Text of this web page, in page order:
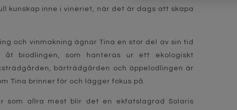
kunskap inne i vineriet, när det är dags att skapa
och vinmakning ägnar Tina en stor del av sin tid
åt biodlingen, som hanteras ur ett ekologiskt
bärträdgården och äppelodlingen är
Tina brinner för och lägger fokus på.
som allra mest blir det en ekfatslagrad Solaris